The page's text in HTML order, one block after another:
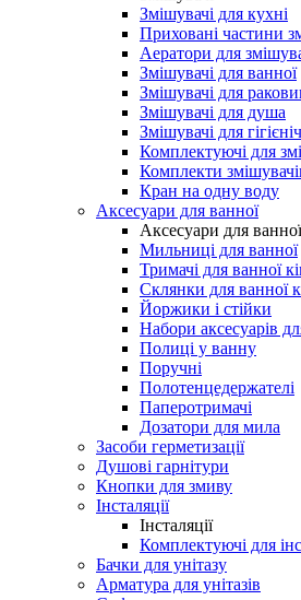
Змішувачі для кухні
Приховані частини
Аератори для
Змішувачі для ванної
Змішувачі для
Змішувачі для душа
Змішувачі для
Комплектуючі для
Комплекти
Кран на одну воду
Аксесуари для ванної
Аксесуари для ванної
Мильниці для ванної
Тримачі для ванної
Склянки для ванної
Йоржики і стійки
Набори аксесуарів
Полиці у ванну
Поручні
Полотенцедержателі
Паперотримачі
Дозатори для мила
Засоби герметизації
Душові гарнітури
Кнопки для змиву
Інсталяції
Інсталяції
Комплектуючі для
Бачки для унітазу
Арматура для унітазів